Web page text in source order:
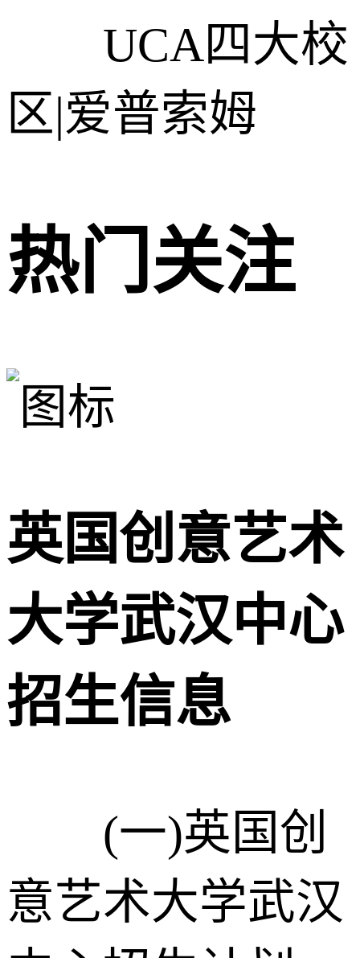
UCA四大校
区|爱普索姆
热门关注
英国创意艺术
大学武汉中心
招生信息
(一)英国创
意艺术大学武汉